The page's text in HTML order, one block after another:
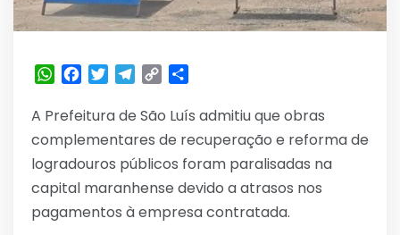
WhatsApp
Facebook
TwitterTelegram
Copy
A Prefeitura de São Luís admitiu que obras
complementares de recuperação e reforma de
logradouros públicos foram paralisadas na
capital maranhense devido a atrasos nos
pagamentos à empresa contratada.